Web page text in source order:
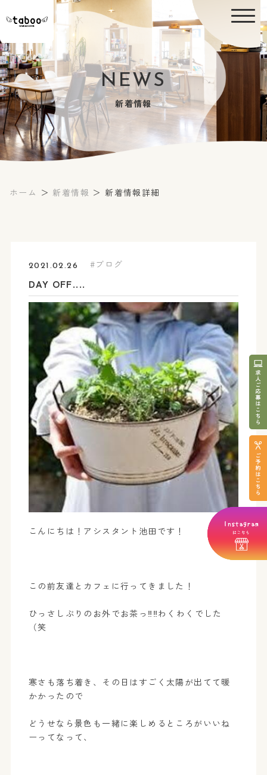
NEWS
新着情報
ホーム ＞ 新着情報 ＞ 新着情報詳細
2021.02.26 ブログ
DAY OFF....
こんにちは！アシスタント池田です！
この前友達とカフェに行ってきました！
ひっさしぶりのお外でお茶っ‼‼わくわくでした
（笑
寒さも落ち着き、その日はすごく太陽が出てて暖
かかったので
どうせなら景色も一緒に楽しめるところがいいね
ーってなって、